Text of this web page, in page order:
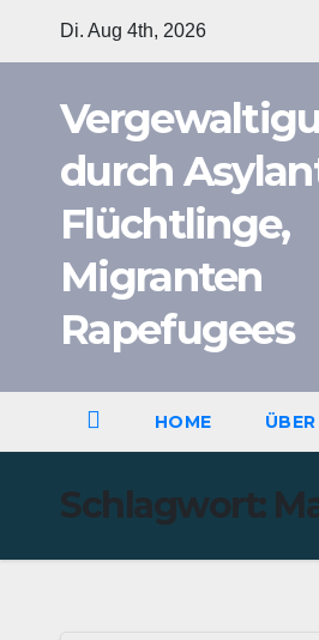
Di. Aug 4th, 2026
durch
Flüchtlinge,
Migranten
Rapefugees
HOME
Schlagwort: